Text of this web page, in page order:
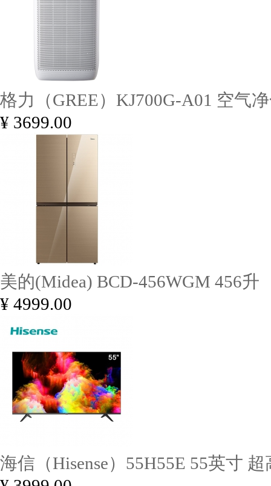
格力（GREE）KJ700G-A01 空气
¥ 3699.00
美的(Midea) BCD-456WGM 456升
¥ 4999.00
海信（Hisense）55H55E 55英寸 超